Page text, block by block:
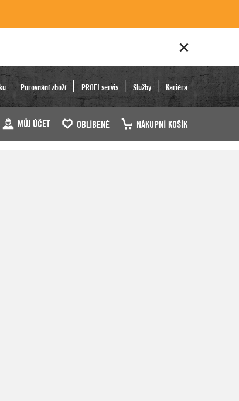
Porovnání zboží PROFI servis Služby Kariéra
MŮJ ÚČET OBLÍBENÉ NÁKUPNÍ KOŠÍK